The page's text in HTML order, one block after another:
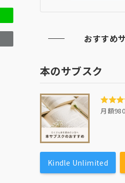
おすすめ
本のサブスク
月額
Kindle Unlimited